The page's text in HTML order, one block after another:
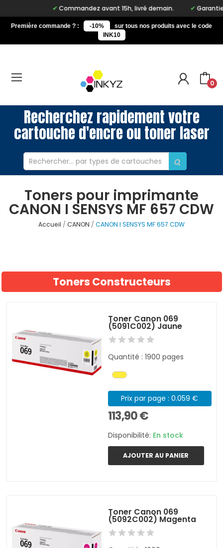
Commandez avant 15h, livré demain. Garantie
Première commande ? : -10%
sur tous nos produits avec le code
INK10
0
Recherchez rapidement votre
cartouche d'encre ou toner laser
Toners pour imprimante
CANON I SENSYS MF 657 CDW
Accueil CANON CANON I SENSYS MF 657 CDW
Toners Constructeurs
Toner Canon 069
(5091C002) Jaune
Quantité : 1900 pages
Prix par page : 0.059 €
113,90 €
Disponibilité: En stock
AJOUTER AU PANIER
Toner Canon 069
(5092C002) Magenta